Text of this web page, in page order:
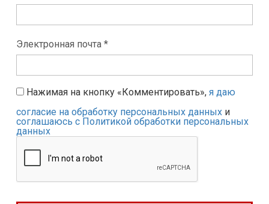
Электронная почта *
Нажимая на кнопку «Комментировать», я даю
согласие на обработку персональных данных и
соглашаюсь с Политикой обработки персональных
данных